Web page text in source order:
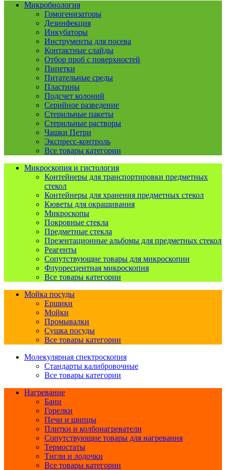
Микробиология
Гомогенизаторы
Дезинфекция
Инкубаторы
Инструменты для посева
Контактные слайды
Отбор проб с поверхностей
Пипетки
Питательные среды
Пластины
Подсчет колоний
Серийное разведение
Стерильные пакеты
Стерильные растворы
Чашки Петри
Экспресс-контроль
Все товары категории
Микроскопия и гистология
Контейнеры для транспортировки предметных
стекол
Контейнеры для хранения предметных стекол
Кюветы для окрашивания
Микроскопы
Покровные стекла
Предметные стекла
Презентационные альбомы для предметных стекол
Реагенты
Сопутствующие товары для микроскопии
Флуоресцентная микроскопия
Все товары категории
Мойка посуды
Ершики
Мойки
Промывалки
Сушка посуды
Все товары категории
Молекулярная спектроскопия
Стандарты калибровочные
Все товары категории
Нагревание
Бани
Горелки
Печи и щипцы
Плитки и колбонагреватели
Сопутствующие товары для нагревания
Термостаты
Тигли и лодочки
Все товары категории